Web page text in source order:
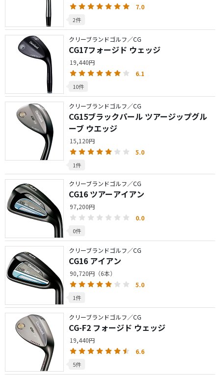
7.0
2件
クリーブランドゴルフ／CG
CG17フォージド ウェッジ
19,440円
6.1
10件
クリーブランドゴルフ／CG
CG15ブラックパール ツアージップグル
ーブ ウエッジ
15,120円
5.0
1件
クリーブランドゴルフ／CG
CG16 ツアーアイアン
97,200円
0.0
0件
クリーブランドゴルフ／CG
CG16 アイアン
90,720円（6本）
5.0
1件
クリーブランドゴルフ／CG
CG-F2 フォージド ウェッジ
19,440円
6.6
5件